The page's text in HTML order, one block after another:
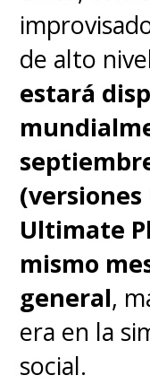
de alto
estará
Ultimate
mismo
general,
era en la
social.